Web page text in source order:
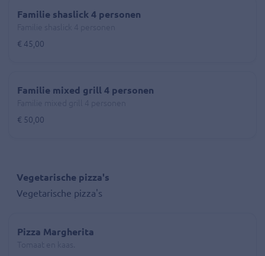
Familie shaslick 4 personen
€ 45,00
Familie mixed grill 4 personen
€ 50,00
Vegetarische pizza's
Vegetarische pizza's
Pizza Margherita